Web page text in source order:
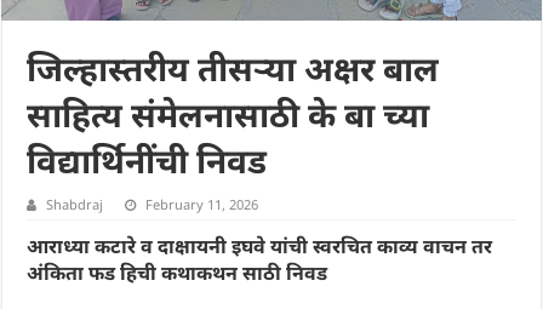
जिल्हास्तरीय तीसऱ्या अक्षर बाल
साहित्य संमेलनासाठी के बा च्या
विद्यार्थिनींची निवड
Shabdraj February 11, 2026
आराध्या कटारे व दाक्षायनी इघवे यांची स्वरचित काव्य वाचन तर
अंकिता फड हिची कथाकथन साठी निवड